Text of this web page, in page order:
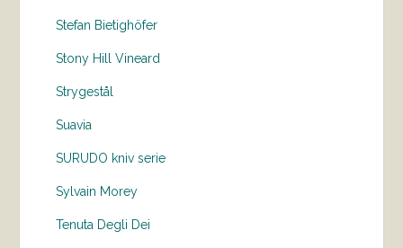
Stefan Bietighöfer
Stony Hill Vineard
Strygestål
Suavia
SURUDO kniv serie
Sylvain Morey
Tenuta Degli Dei